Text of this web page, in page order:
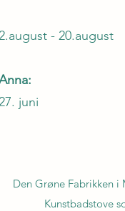
-
Den Grøne Fabrikken
Kunstbadstove